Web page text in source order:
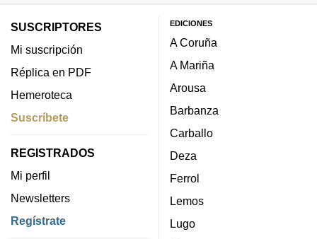
SUSCRIPTORES
Mi suscripción
Réplica en PDF
Hemeroteca
Suscríbete
REGISTRADOS
Mi perfil
Newsletters
Regístrate
EDICIONES
A Coruña
A Mariña
Arousa
Barbanza
Carballo
Deza
Ferrol
Lemos
Lugo